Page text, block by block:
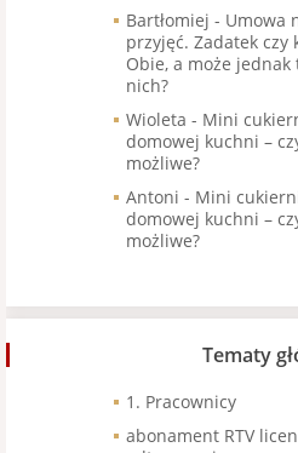
Bartłomiej - Umowa
przyjęć. Zadatek czy
Obie, a może jednak
nich?
Wioleta - Mini
domowej kuchni –
możliwe?
Antoni - Mini
domowej kuchni –
możliwe?
Tematy
1. Pracownicy
abonament RTV